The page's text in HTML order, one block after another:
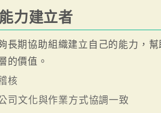
能力建立者
長期協助組織建立自己的能力，
的價值。
核
司文化與作業方式協調一致